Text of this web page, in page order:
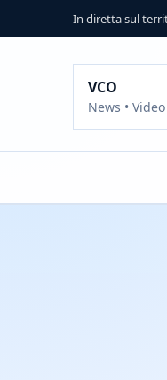
In diretta sul
VCO
News •